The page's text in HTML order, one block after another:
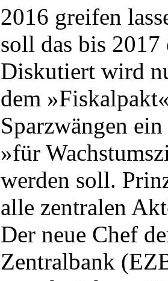
2016 greifen
soll das bis 2017
Diskutiert wird
dem
Sparzwängen
»für
werden soll.
alle zentralen
Der neue Chef
Zentralbank